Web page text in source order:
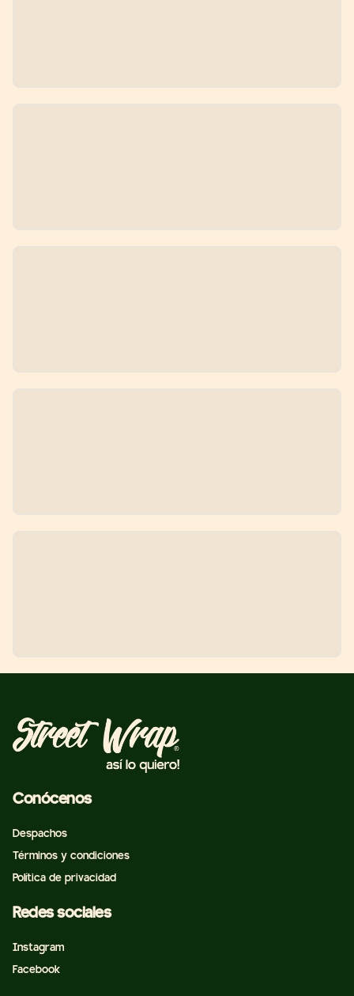
Conócenos
Despachos
Términos y condiciones
Política de privacidad
Redes sociales
Instagram
Facebook